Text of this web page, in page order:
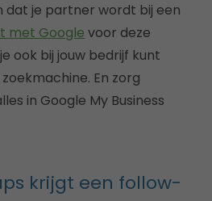
dat je partner wordt bij een
met Google voor deze
ook bij jouw bedrijf kunt
En zorg
in Google My Business
krijgt een follow-